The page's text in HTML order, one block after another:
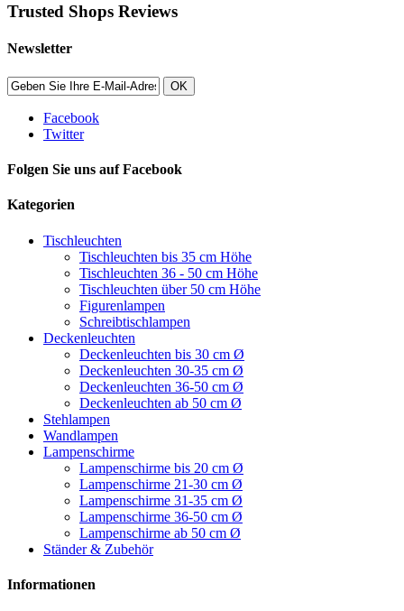
Trusted Shops Reviews
Newsletter
OK
Facebook
Twitter
Folgen Sie uns auf Facebook
Kategorien
Tischleuchten
Tischleuchten bis 35 cm Höhe
Tischleuchten 36 - 50 cm Höhe
Tischleuchten über 50 cm Höhe
Figurenlampen
Schreibtischlampen
Deckenleuchten
Deckenleuchten bis 30 cm Ø
Deckenleuchten 30-35 cm Ø
Deckenleuchten 36-50 cm Ø
Deckenleuchten ab 50 cm Ø
Stehlampen
Wandlampen
Lampenschirme
Lampenschirme bis 20 cm Ø
Lampenschirme 21-30 cm Ø
Lampenschirme 31-35 cm Ø
Lampenschirme 36-50 cm Ø
Lampenschirme ab 50 cm Ø
Ständer & Zubehör
Informationen